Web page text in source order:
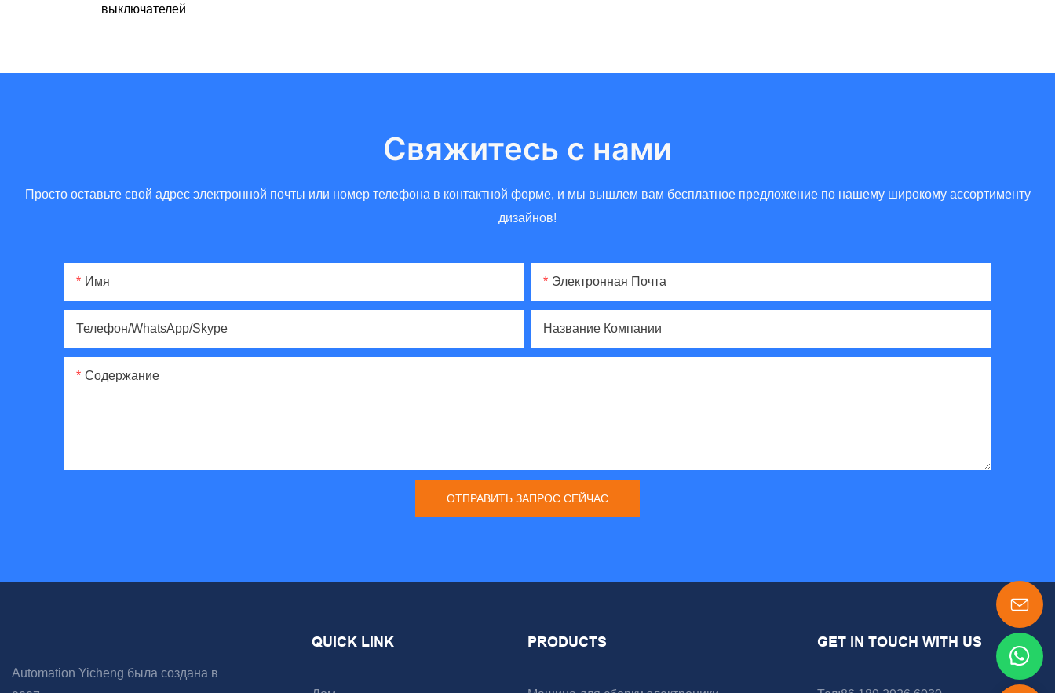
выключателей
Свяжитесь с нами
Просто оставьте свой адрес электронной почты или номер телефона в контактной форме, и мы вышлем вам бесплатное предложение по нашему широкому ассортименту
дизайнов!
Имя Электронная Почта
Телефон/WhatsApp/Skype Название Компании
Содержание
ОТПРАВИТЬ ЗАПРОС СЕЙЧАС
Automation Yicheng была создана в
QUICK LINK PRODUCTS GET IN TOUCH WITH US